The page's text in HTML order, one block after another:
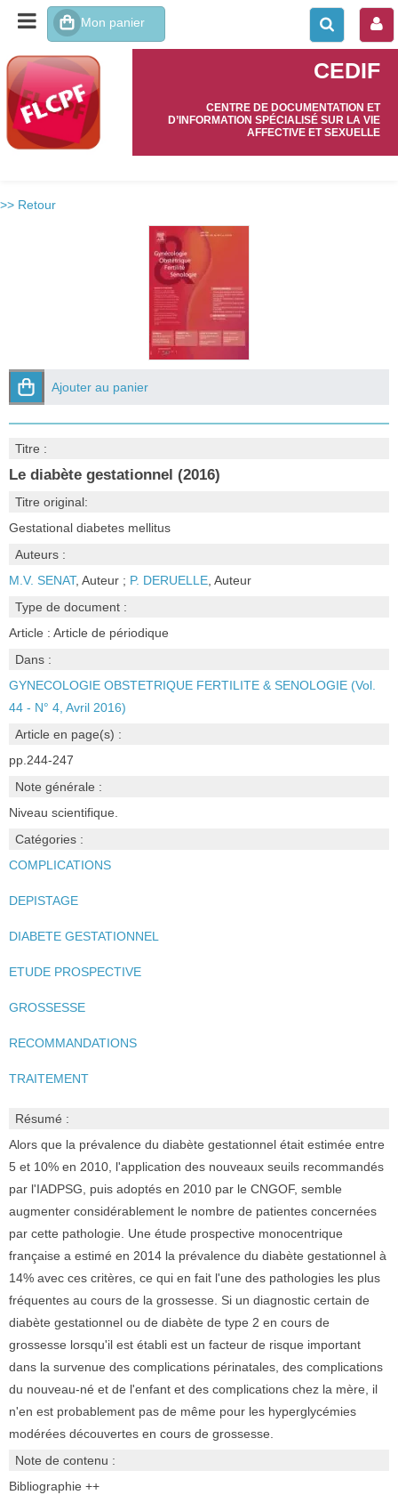
CEDIF
CENTRE DE DOCUMENTATION ET
D’INFORMATION SPÉCIALISÉ SUR LA VIE
AFFECTIVE ET SEXUELLE
>> Retour
Ajouter au panier
Titre :
Le diabète gestationnel (2016)
Titre original:
Gestational diabetes mellitus
Auteurs :
M.V. SENAT, Auteur ; P. DERUELLE, Auteur
Type de document :
Article : Article de périodique
Dans :
GYNECOLOGIE OBSTETRIQUE FERTILITE & SENOLOGIE (Vol.
44 - N° 4, Avril 2016)
Article en page(s) :
pp.244-247
Note générale :
Niveau scientifique.
Catégories :
COMPLICATIONS
DEPISTAGE
DIABETE GESTATIONNEL
ETUDE PROSPECTIVE
GROSSESSE
RECOMMANDATIONS
TRAITEMENT
Résumé :
Alors que la prévalence du diabète gestationnel était estimée entre
5 et 10% en 2010, l'application des nouveaux seuils recommandés
par l'IADPSG, puis adoptés en 2010 par le CNGOF, semble
augmenter considérablement le nombre de patientes concernées
par cette pathologie. Une étude prospective monocentrique
française a estimé en 2014 la prévalence du diabète gestationnel à
14% avec ces critères, ce qui en fait l'une des pathologies les plus
fréquentes au cours de la grossesse. Si un diagnostic certain de
diabète gestationnel ou de diabète de type 2 en cours de
grossesse lorsqu'il est établi est un facteur de risque important
dans la survenue des complications périnatales, des complications
du nouveau-né et de l'enfant et des complications chez la mère, il
n'en est probablement pas de même pour les hyperglycémies
modérées découvertes en cours de grossesse.
Note de contenu :
Bibliographie ++